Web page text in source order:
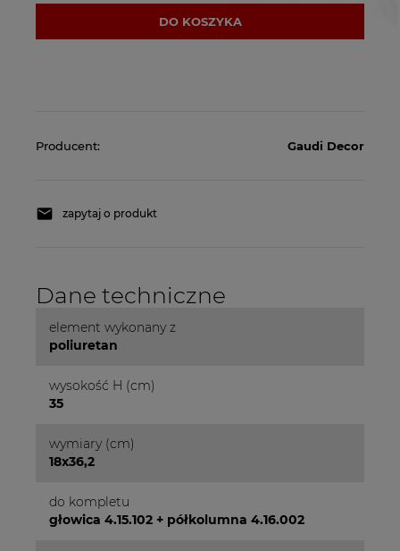
DO KOSZYKA
Producent: Gaudi Decor
zapytaj o produkt
Dane techniczne
element wykonany z
poliuretan
wysokość H (cm)
35
wymiary (cm)
18x36,2
do kompletu
głowica 4.15.102 + półkolumna 4.16.002